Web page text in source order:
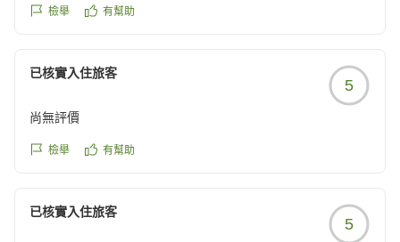
檢舉 有幫助
已核實入住旅客
5
尚無評價
檢舉 有幫助
已核實入住旅客
5